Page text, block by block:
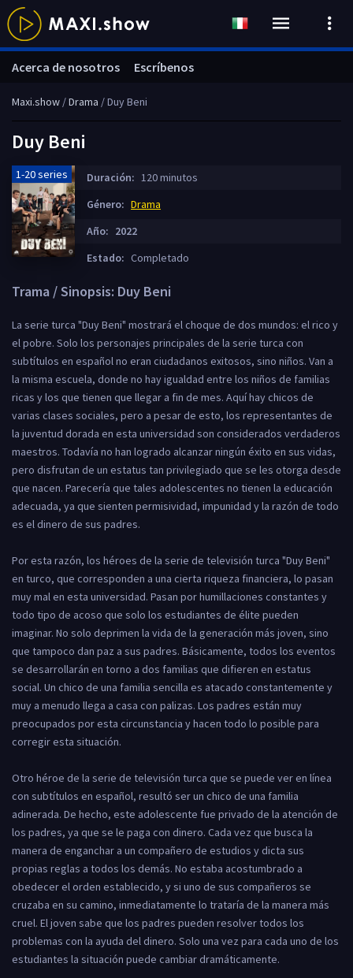
Maxi.show /Drama / Duy Beni
Duy Beni
1-20 series Duración: 120 minutos
Género: Drama
Año: 2022
Estado: Completado
Trama / Sinopsis: Duy Beni
La serie turca "Duy Beni" mostrará el choque de dos mundos: el rico y
el pobre. Solo los personajes principales de la serie turca con
subtítulos en español no eran ciudadanos exitosos, sino niños. Van a
la misma escuela, donde no hay igualdad entre los niños de familias
ricas y los que tienen que llegar a fin de mes. Aquí hay chicos de
varias clases sociales, pero a pesar de esto, los representantes de
la juventud dorada en esta universidad son considerados verdaderos
maestros. Todavía no han logrado alcanzar ningún éxito en sus vidas,
pero disfrutan de un estatus tan privilegiado que se les otorga desde
que nacen. Parecería que tales adolescentes no tienen la educación
adecuada, ya que sienten permisividad, impunidad y la razón de todo
es el dinero de sus padres.
Por esta razón, los héroes de la serie de televisión turca "Duy Beni"
en turco, que corresponden a una cierta riqueza financiera, lo pasan
muy mal en esta universidad. Pasan por humillaciones constantes y
todo tipo de acoso que solo los estudiantes de élite pueden
imaginar. No solo deprimen la vida de la generación más joven, sino
que tampoco dan paz a sus padres. Básicamente, todos los eventos
se desarrollarán en torno a dos familias que difieren en estatus
social. Un chico de una familia sencilla es atacado constantemente y
muy a menudo llega a casa con palizas. Los padres están muy
preocupados por esta circunstancia y hacen todo lo posible para
corregir esta situación.
Otro héroe de la serie de televisión turca que se puede ver en línea
con subtítulos en español, resultó ser un chico de una familia
adinerada. De hecho, este adolescente fue privado de la atención de
los padres, ya que se le paga con dinero. Cada vez que busca la
manera de enganchar a un compañero de estudios y dicta sus
propias reglas a todos los demás. No estaba acostumbrado a
obedecer el orden establecido, y si uno de sus compañeros se
cruzaba en su camino, inmediatamente lo trataría de la manera más
cruel. El joven sabe que los padres pueden resolver todos los
problemas con la ayuda del dinero. Solo una vez para cada uno de los
estudiantes la situación puede cambiar dramáticamente.
Acerca de nosotros Escríbenos